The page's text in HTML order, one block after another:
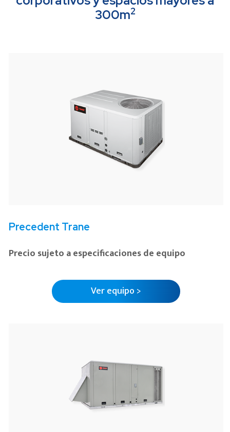
300m2
Precedent Trane
Precio sujeto a especificaciones de equipo
Ver equipo >